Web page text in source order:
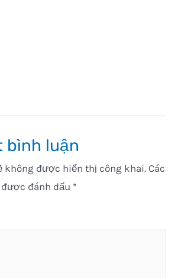
bình luận
không được hiển thị công khai. Các
đánh dấu *